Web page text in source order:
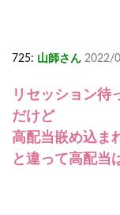
725: 山師さん 2022/
リセッション待
だけど
高配当嵌め込ま
と違って高配当